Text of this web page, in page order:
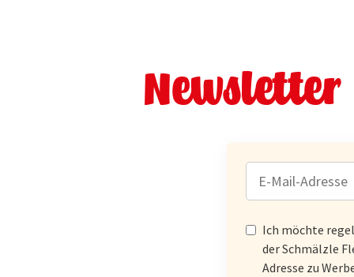
MAIL-
Ich möchte
der Schmälzle
Adresse zu